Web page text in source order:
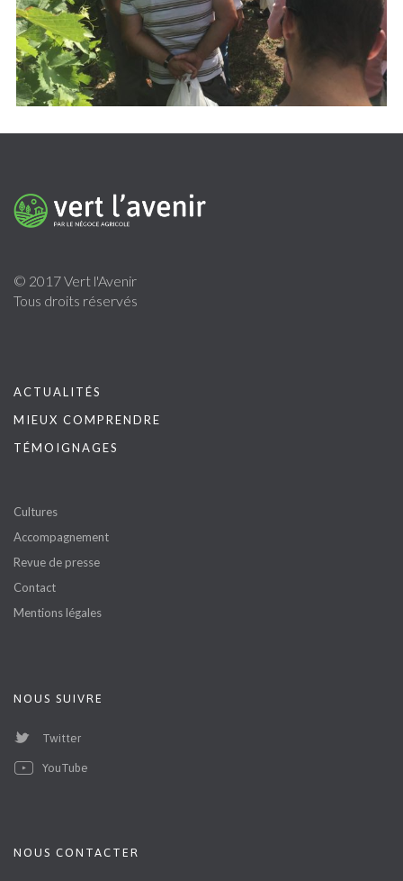
© 2017 Vert l'Avenir
Tous droits réservés
ACTUALITÉS
MIEUX COMPRENDRE
TÉMOIGNAGES
Cultures
Accompagnement
Revue de presse
Contact
Mentions légales
NOUS SUIVRE
Twitter
YouTube
NOUS CONTACTER